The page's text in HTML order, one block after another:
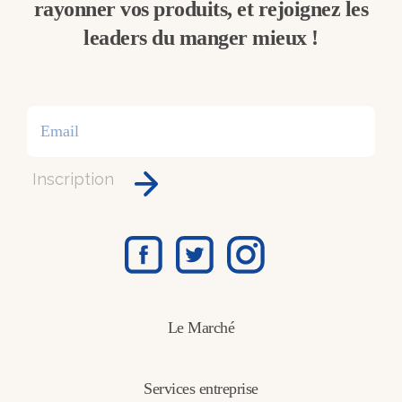
rayonner vos produits, et rejoignez les
leaders du manger mieux !
Inscription
Le Marché
Services entreprise